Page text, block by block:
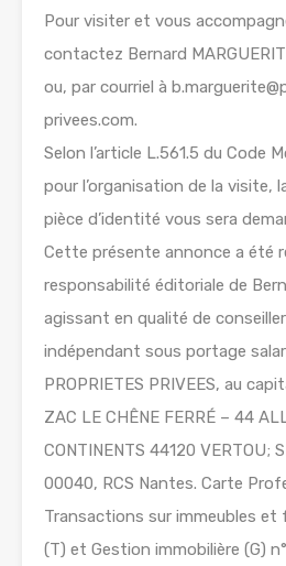
Pour visiter et vous
contactez Bernard
ou, par courriel à
privees.com.
Selon l’article L.561.5 du Code
pour l’organisation de la visite,
pièce d’identité vous sera
Cette présente annonce a été
responsabilité éditoriale de
agissant en qualité de
indépendant sous portage
PROPRIETES PRIVEES, au
ZAC LE CHÊNE FERRÉ – 44
CONTINENTS 44120 VERTOU;
00040, RCS Nantes. Carte
Transactions sur immeubles et
(T) et Gestion immobilière (G)